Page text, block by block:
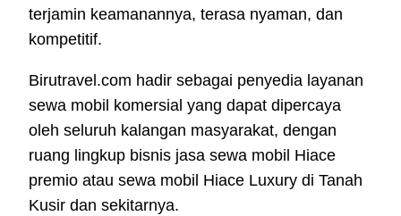
terjamin keamanannya, terasa nyaman, dan
kompetitif.
Birutravel.com hadir sebagai penyedia layanan
sewa mobil komersial yang dapat dipercaya
oleh seluruh kalangan masyarakat, dengan
ruang lingkup bisnis jasa sewa mobil Hiace
premio atau sewa mobil Hiace Luxury di Tanah
Kusir dan sekitarnya.